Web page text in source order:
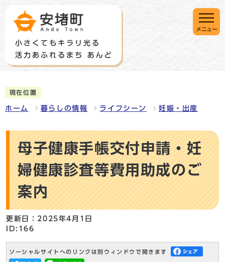
メニュー
現在位置
ホーム 暮らしの情報 ライフシーン 妊娠・出産
母子健康手帳交付申請・妊
婦健康診査等費用助成のご
案内
更新日：2025年4月1日
ID:166
ソーシャルサイトへのリンクは別ウィンドウで開きます